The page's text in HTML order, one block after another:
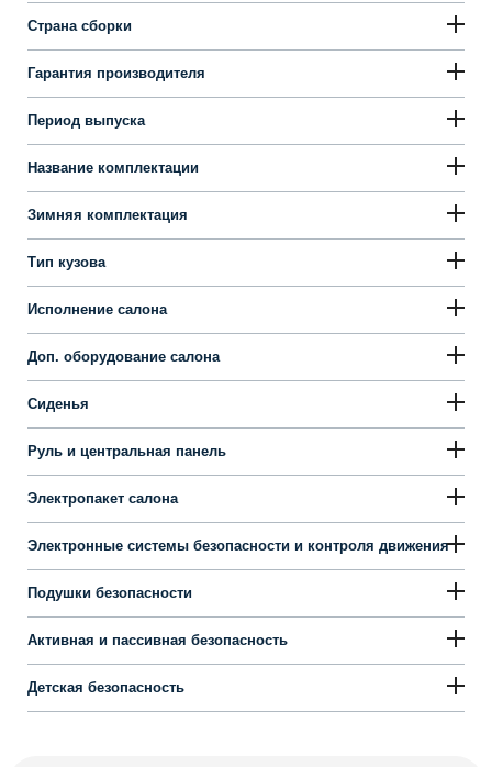
Страна сборки
Гарантия производителя
Период выпуска
Название комплектации
Зимняя комплектация
Тип кузова
Исполнение салона
Доп. оборудование салона
Сиденья
Руль и центральная панель
Электропакет салона
Электронные системы безопасности и контроля движения
Подушки безопасности
Активная и пассивная безопасность
Детская безопасность